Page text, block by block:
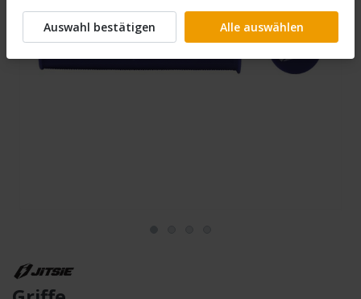
Auswahl bestätigen Alle auswählen